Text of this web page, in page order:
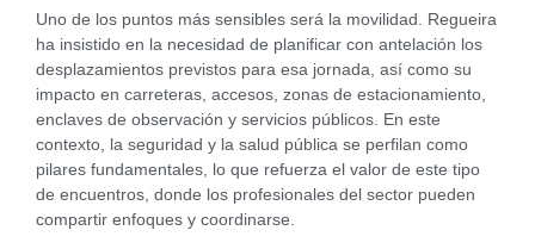
Uno de los puntos más sensibles será la movilidad. Regueira
ha insistido en la necesidad de planificar con antelación los
desplazamientos previstos para esa jornada, así como su
impacto en carreteras, accesos, zonas de estacionamiento,
enclaves de observación y servicios públicos. En este
contexto, la seguridad y la salud pública se perfilan como
pilares fundamentales, lo que refuerza el valor de este tipo
de encuentros, donde los profesionales del sector pueden
compartir enfoques y coordinarse.